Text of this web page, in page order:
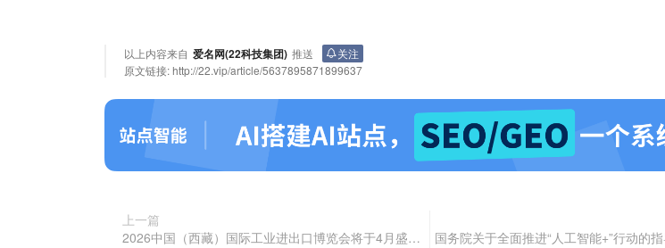
以上内容来自 爱名网(22科技集团) 推送
关注
原文链接:http://22.vip/article/5637895871899637
上一篇
2026中国（西藏）国际工业进出口博览会将于4月盛大举行